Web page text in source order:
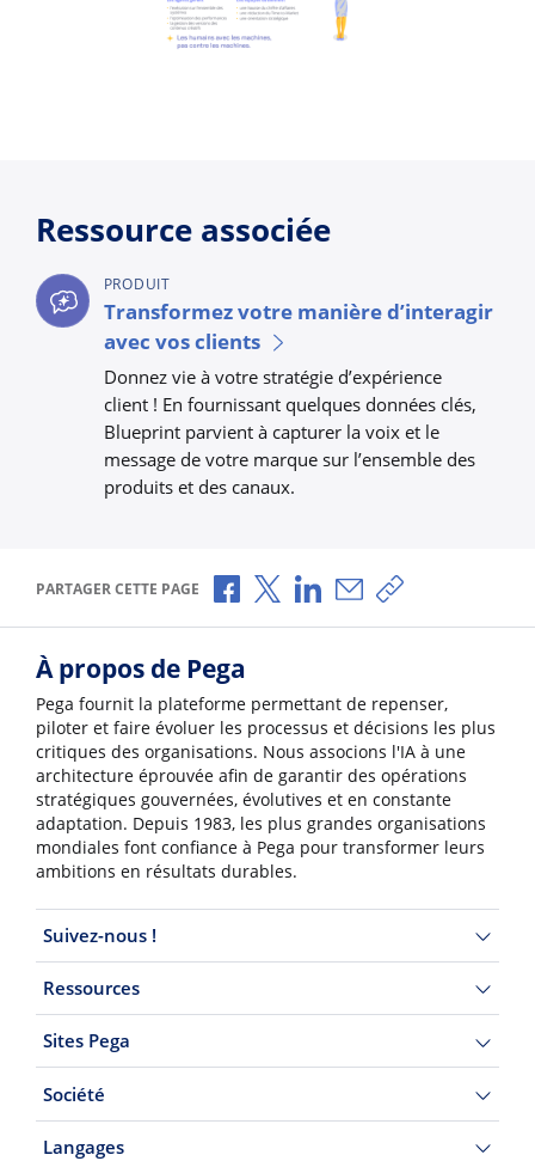
Ressource associée
PRODUIT
Transformez votre manière d’interagir
avec vos clients
Donnez vie à votre stratégie d’expérience
client ! En fournissant quelques données clés,
Blueprint parvient à capturer la voix et le
message de votre marque sur l’ensemble des
produits et des canaux.
PARTAGER CETTE PAGE Partager via Facebook
Partager via X
Partager via LinkedIn
Partager par e-mail
Copier le lien
À propos de Pega
Pega fournit la plateforme permettant de repenser,
piloter et faire évoluer les processus et décisions les plus
critiques des organisations. Nous associons l'IA à une
architecture éprouvée afin de garantir des opérations
stratégiques gouvernées, évolutives et en constante
adaptation. Depuis 1983, les plus grandes organisations
mondiales font confiance à Pega pour transformer leurs
ambitions en résultats durables.
Suivez-nous !
Ressources
Sites Pega
Société
Langages